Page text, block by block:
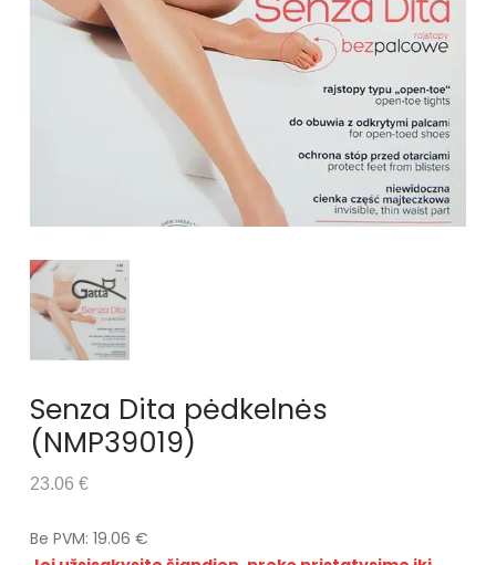
Senza Dita pėdkelnės
(NMP39019)
23.06 €
Be PVM: 19.06 €